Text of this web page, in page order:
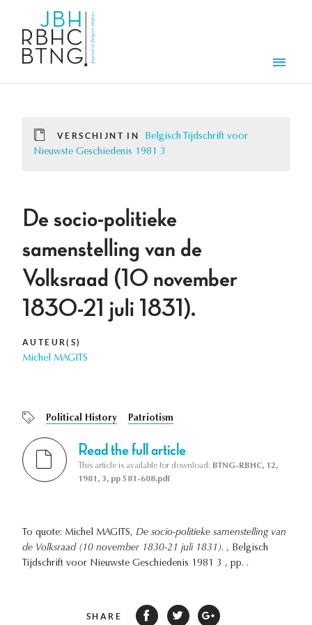
VERSCHIJNT IN
Belgisch Tijdschrift voor
Nieuwste Geschiedenis 1981 3
De socio-politieke
samenstelling van de
Volksraad (10 november
1830-21 juli 1831).
AUTEUR(S)
Michel MAGITS
Political History Patriotism
Read the full article
This article is available for download: BTNG-RBHC, 12,
1981, 3, pp 581-608.pdf
To quote: Michel MAGITS, De socio-politieke samenstelling van
de Volksraad (10 november 1830-21 juli 1831). , Belgisch
Tijdschrift voor Nieuwste Geschiedenis 1981 3 , pp. .
SHARE